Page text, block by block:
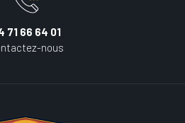
71 66 64 01
nous